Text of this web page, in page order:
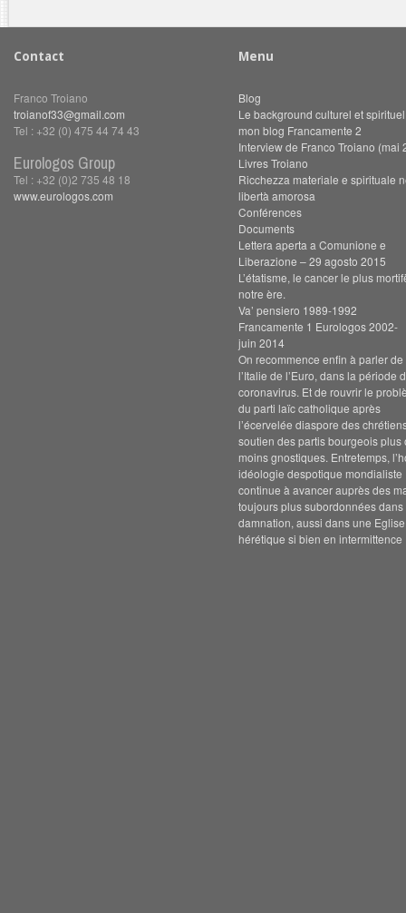
Contact
Franco Troiano
troianof33@gmail.com
Tel : +32 (0) 475 44 74 43
Eurologos Group
Tel : +32 (0)2 735 48 18
www.eurologos.com
Menu
Blog
Le background culturel et
mon blog Francamente 2
Interview de Franco Troiano (mai
Livres Troiano
Ricchezza materiale e spirituale
libertà amorosa
Conférences
Documents
Lettera aperta a Comunione e
Liberazione – 29 agosto 2015
L’étatisme, le cancer le plus
notre ère.
Va’ pensiero 1989-1992
Francamente 1 Eurologos 2002-
juin 2014
On recommence enfin à parler de
l’Italie de l’Euro, dans la période
coronavirus. Et de rouvrir le
du parti laïc catholique après
l’écervelée diaspore des
soutien des partis bourgeois plus
moins gnostiques. Entretemps,
idéologie despotique mondialiste
continue à avancer auprès des
toujours plus subordonnées dans
damnation, aussi dans une Eglise
hérétique si bien en intermittence